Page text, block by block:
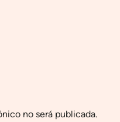
no será publicada.